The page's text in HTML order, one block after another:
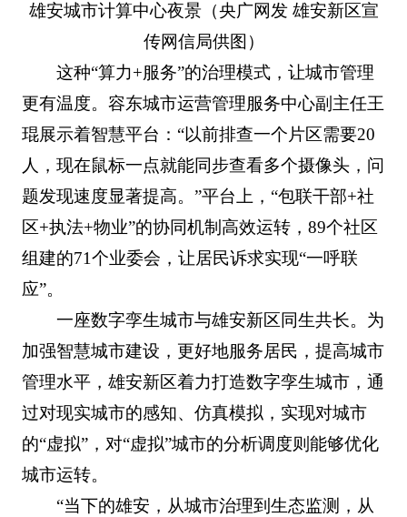
雄安城市计算中心夜景（央广网发 雄安新区宣
传网信局供图）
这种“算力+服务”的治理模式，让城市管理
更有温度。容东城市运营管理服务中心副主任王
琨展示着智慧平台：“以前排查一个片区需要20
人，现在鼠标一点就能同步查看多个摄像头，问
题发现速度显著提高。”平台上，“包联干部+社
区+执法+物业”的协同机制高效运转，89个社区
组建的71个业委会，让居民诉求实现“一呼联
应”。
一座数字孪生城市与雄安新区同生共长。为
加强智慧城市建设，更好地服务居民，提高城市
管理水平，雄安新区着力打造数字孪生城市，通
过对现实城市的感知、仿真模拟，实现对城市
的“虚拟”，对“虚拟”城市的分析调度则能够优化
城市运转。
“当下的雄安，从城市治理到生态监测，从